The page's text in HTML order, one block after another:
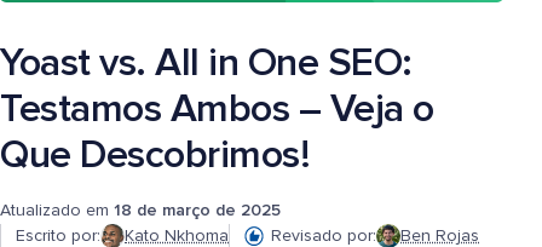
Yoast vs. All in One SEO:
Testamos Ambos – Veja o
Que Descobrimos!
Atualizado em 18 de março de 2025
Escrito por:
Kato Nkhoma Revisado por: Ben Rojas